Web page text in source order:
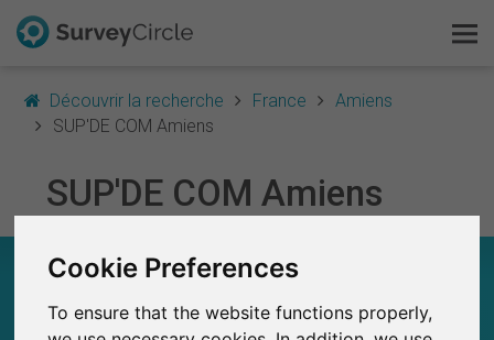
Cookie Preferences
To ensure that the website functions properly,
Découvrir la recherche France
Amiens
SUP'DE COM Amiens
SUP'DE COM Amiens
SUP'DE COM AMIENS – EN UN COUP D'ŒIL
Explorer la recherche
FAQ